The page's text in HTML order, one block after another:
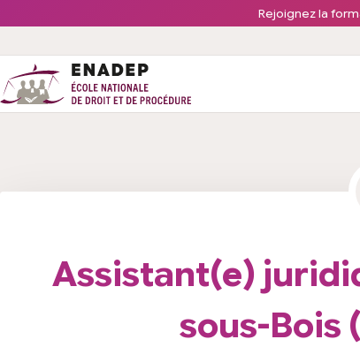
Rejoignez la
Assistant(e)
sous-Bois